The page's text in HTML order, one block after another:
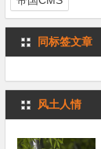
同标签文章
风土人情